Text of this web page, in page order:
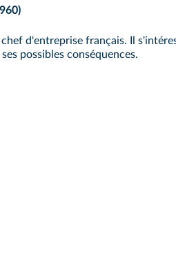
d'entreprise français. Il
possibles conséquences.